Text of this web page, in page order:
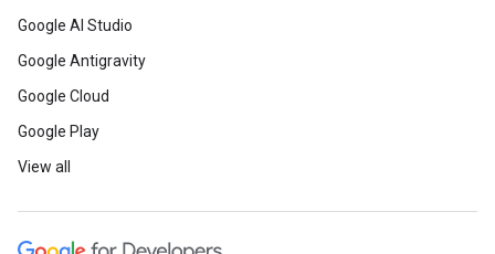
Google AI Studio
Google Antigravity
Google Cloud
Google Play
View all